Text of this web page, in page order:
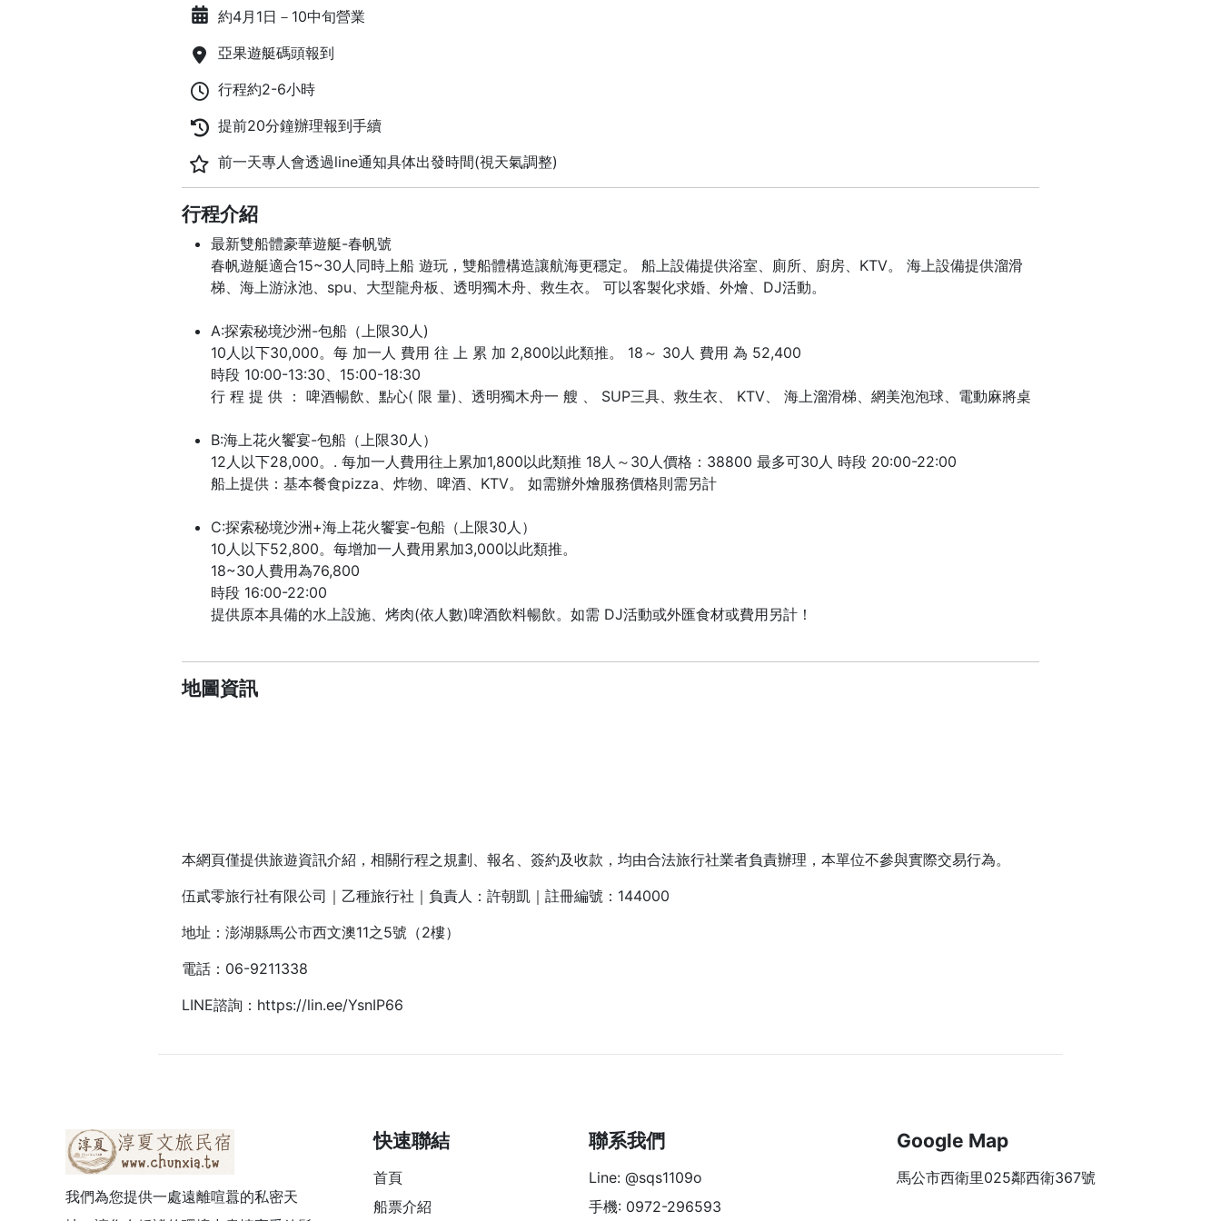
約4月1日－10中旬營業
亞果遊艇碼頭報到
行程約2-6小時
提前20分鐘辦理報到手續
前一天專人會透過line通知具体出發時間(視天氣調整)
行程介紹
最新雙船體豪華遊艇-春帆號
春帆遊艇適合15~30⼈同時上船 遊玩，雙船體構造讓航海更穩定。 船上設備提供浴室、廁所、廚房、KTV。 海上設備提供溜滑
梯、海上游泳池、spu、⼤型龍⾈板、透明獨⽊⾈、救⽣衣。 可以客製化求婚、外燴、DJ活動。
A:探索秘境沙洲-包船（上限30人)
10人以下30,000。每 加一人 費用 往 上 累 加 2,800以此類推。 18～ 30人 費用 為 52,400
時段 10:00-13:30、15:00-18:30
行 程 提 供 ： 啤酒暢飲、點心( 限 量)、透明獨木舟一 艘 、 SUP三具、救生衣、 KTV、 海上溜滑梯、網美泡泡球、電動麻將桌
B:海上花火饗宴-包船（上限30人）
12人以下28,000。. 每加一人費用往上累加1,800以此類推 18人～30人價格：38800 最多可30人 時段 20:00-22:00
船上提供：基本餐食pizza、炸物、啤酒、KTV。 如需辦外燴服務價格則需另計
C:探索秘境沙洲+海上花火饗宴-包船（上限30人）
10人以下52,800。每增加一人費用累加3,000以此類推。
18~30人費用為76,800
時段 16:00-22:00
提供原本具備的水上設施、烤肉(依人數)啤酒飲料暢飲。如需 DJ活動或外匯食材或費用另計！
地圖資訊
本網頁僅提供旅遊資訊介紹，相關行程之規劃、報名、簽約及收款，均由合法旅行社業者負責辦理，本單位不參與實際交易行為。
伍貳零旅行社有限公司｜乙種旅行社｜負責人：許朝凱｜註冊編號：144000
地址：澎湖縣馬公市西文澳11之5號（2樓）
電話： 06-9211338
LINE諮詢： https://lin.ee/YsnIP66
我們為您提供一處遠離喧囂的私密天
快速聯結
首頁
船票介紹
聯系我們
Line: @sqs1109o
手機: 0972-296593
Google Map
馬公市西衛里025鄰西衛367號